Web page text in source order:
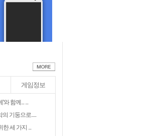
게임정보
함께... ...
기둥으로.....
한 세 가지 ...